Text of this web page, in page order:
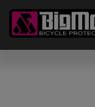
contenido